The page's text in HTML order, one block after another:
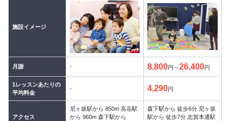
施設イメージ
月謝 - 8,800円～26,400円
1レッスンあたりの
平均料金
- 4,290円
アクセス
尼ヶ坂駅から 850m 高岳駅
から 960m 森下駅から
森下駅から 徒歩6分 尼ヶ坂
駅から 徒歩7分 志賀本通駅